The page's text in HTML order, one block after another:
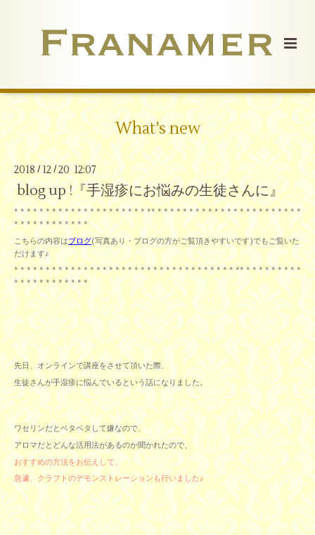
What's new
2018/12 / 20 12:07
blog up !『手湿疹にお悩みの生徒さんに』
* * * * * * * * * * * * * * * * * * * * * ** * * * * * * * * * * * * * * * * * * * * * * *
* * * * * * * * * * * *
こちらの内容はブログ(写真あり・ブログの方がご覧頂きやすいです)でもご覧いた
だけます♪
* * * * * * * * * * * * * * * * * * * * * * * * * * * * * * * * * * * ** * * * * * * * * *
* * * * * * * * * * * *
先日、オンラインで講座をさせて頂いた際、
生徒さんが手湿疹に悩んでいるという話になりました。
ワセリンだとベタベタして嫌なので、
アロマだとどんな活用法があるのか聞かれたので、
おすすめの方法をお伝えして、
急遽、クラフトのデモンストレーションも行いました♪